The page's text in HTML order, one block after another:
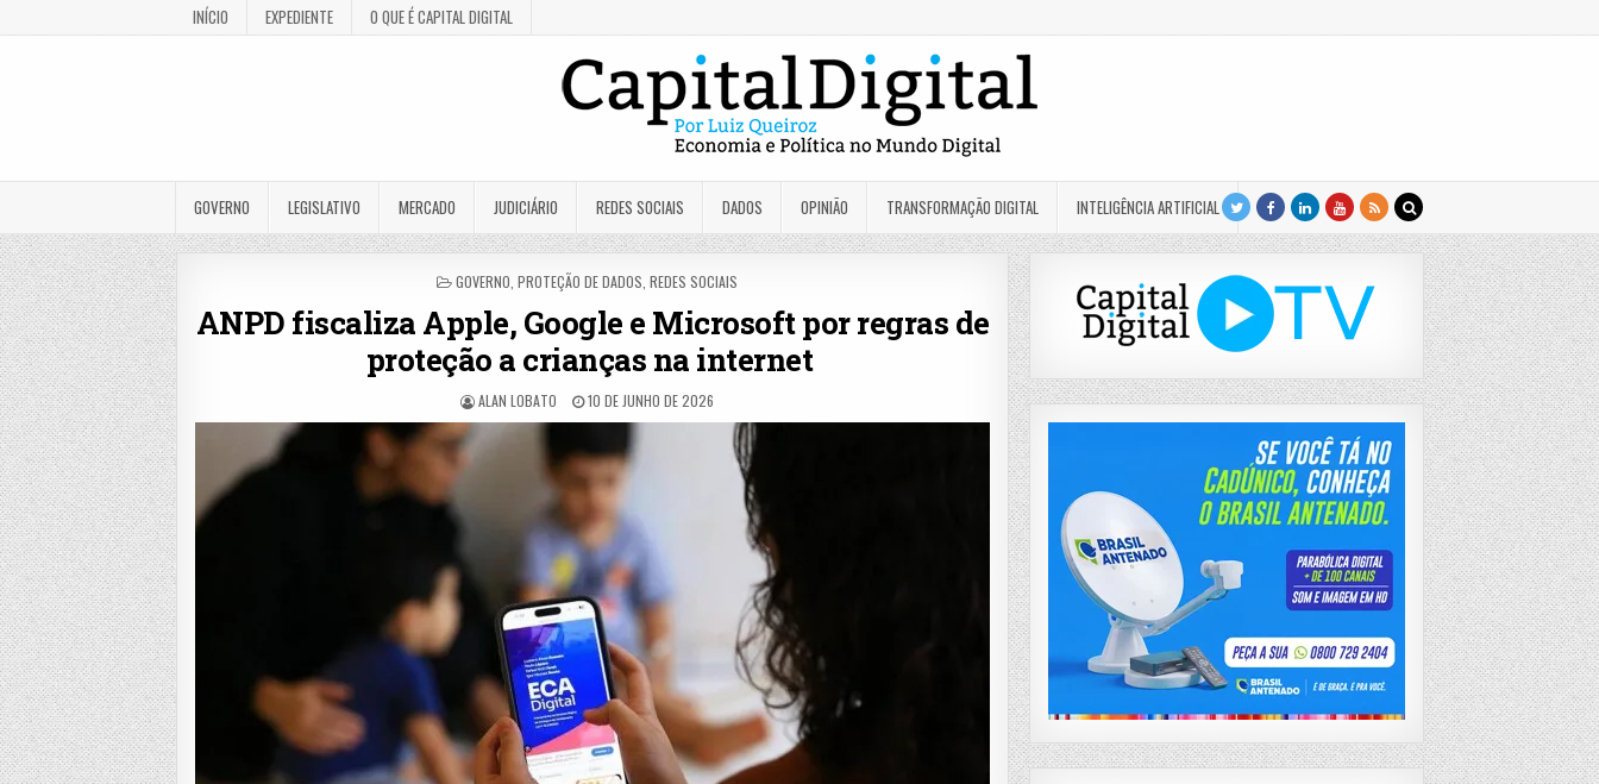
INÍCIO EXPEDIENTE O QUE É CAPITAL DIGITAL
GOVERNO LEGISLATIVO MERCADO JUDICIÁRIO REDES SOCIAIS DADOS OPINIÃO TRANSFORMAÇÃO DIGITAL INTELIGÊNCIA ARTIFICIAL
POSTED
GOVERNO PROTEÇÃO DE DADOS REDES SOCIAIS
ANPD fiscaliza Apple, Google e Microsoft por regras de
proteção a crianças na internet
ALAN LOBATO 10 DE JUNHO DE 2026